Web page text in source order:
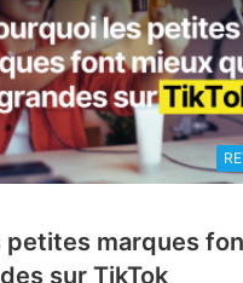
petites marques
sur TikTok